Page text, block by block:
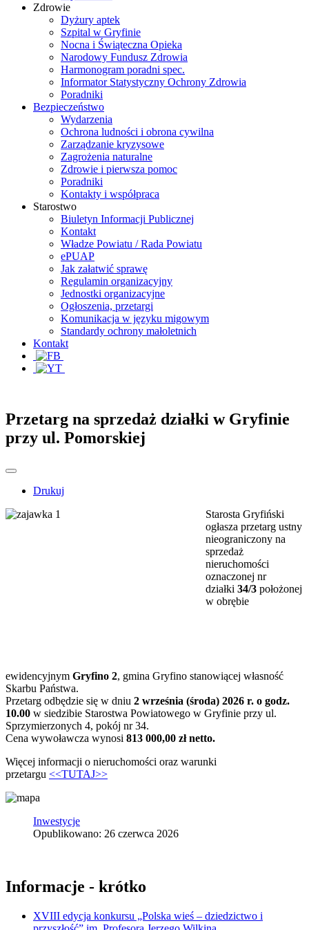
Zdrowie
Dyżury aptek
Szpital w Gryfinie
Nocna i Świąteczna Opieka
Narodowy Fundusz Zdrowia
Harmonogram poradni spec.
Informator Statystyczny Ochrony Zdrowia
Poradniki
Bezpieczeństwo
Wydarzenia
Ochrona ludności i obrona cywilna
Zarządzanie kryzysowe
Zagrożenia naturalne
Zdrowie i pierwsza pomoc
Poradniki
Kontakty i współpraca
Starostwo
Biuletyn Informacji Publicznej
Kontakt
Władze Powiatu / Rada Powiatu
ePUAP
Jak załatwić sprawę
Regulamin organizacyjny
Jednostki organizacyjne
Ogłoszenia, przetargi
Komunikacja w języku migowym
Standardy ochrony małoletnich
Kontakt
Przetarg na sprzedaż działki w Gryfinie
przy ul. Pomorskiej
Drukuj
Starosta Gryfiński
ogłasza przetarg ustny
nieograniczony na
sprzedaż
nieruchomości
oznaczonej nr
działki 34/3 położonej
w obrębie
ewidencyjnym Gryfino 2, gmina Gryfino stanowiącej własność
Skarbu Państwa.
Przetarg odbędzie się w dniu 2 września (środa) 2026 r. o godz.
10.00 w siedzibie Starostwa Powiatowego w Gryfinie przy ul.
Sprzymierzonych 4, pokój nr 34.
Cena wywoławcza wynosi 813 000,00 zł netto.
Więcej informacji o nieruchomości oraz warunki
przetargu <<TUTAJ>>
Inwestycje
Opublikowano: 26 czerwca 2026
Informacje - krótko
XVIII edycja konkursu „Polska wieś – dziedzictwo i